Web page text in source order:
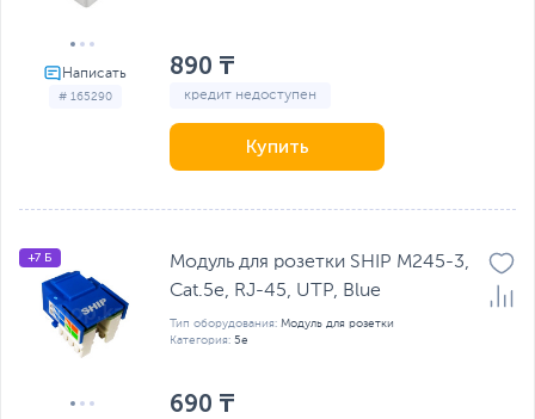
# 165290
890 ₸
кредит недоступен
Купить
+7 Б
Модуль для розетки SHIP M245-3,
Cat.5e, RJ-45, UTP, Blue
Тип оборудования: Модуль для розетки
Категория: 5e
690 ₸